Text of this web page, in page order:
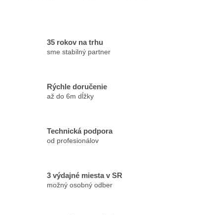
35 rokov na trhu
sme stabilný partner
Rýchle doručenie
až do 6m dĺžky
Technická podpora
od profesionálov
3 výdajné miesta v SR
možný osobný odber